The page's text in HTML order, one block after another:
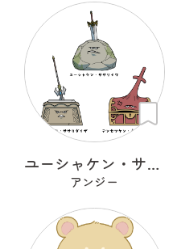
ユーシャケン・ササリイワ
アンジー